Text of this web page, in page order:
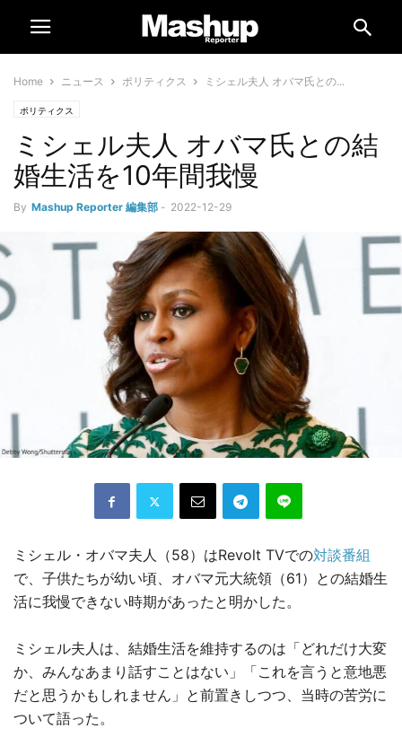
Home ニュース ポリティクス ミシェル夫人 オバマ氏との...
ポリティクス
ミシェル夫人 オバマ氏との結
婚生活を10年間我慢
By Mashup Reporter 編集部 - 2022-12-29
ミシェル・オバマ夫人（58）はRevolt TVでの対談番組
で、子供たちが幼い頃、オバマ元大統領（61）との結婚生
活に我慢できない時期があったと明かした。
ミシェル夫人は、結婚生活を維持するのは「どれだけ大変
か、みんなあまり話すことはない」「これを言うと意地悪
だと思うかもしれません」と前置きしつつ、当時の苦労に
ついて語った。